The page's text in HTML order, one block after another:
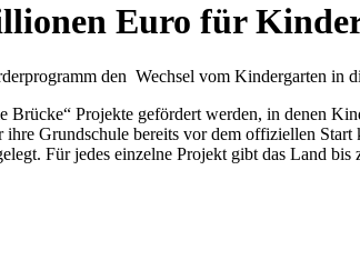
Euro für
den Wechsel vom Kindergarten in
Projekte gefördert werden, in denen
Grundschule bereits vor dem offiziellen
Für jedes einzelne Projekt gibt das Land